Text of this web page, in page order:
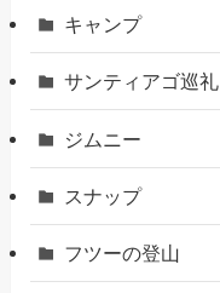
キャンプ
サンティアゴ巡礼
ジムニー
スナップ
フツーの登山